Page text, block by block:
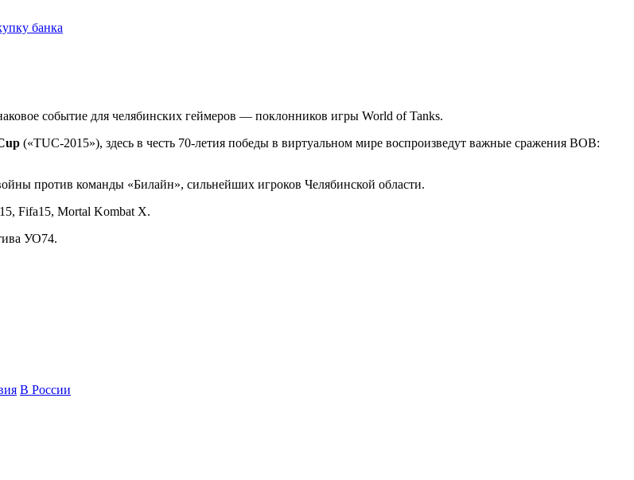
банка
событие для челябинских геймеров — поклонников игры World of Tanks.
(«TUC-2015»), здесь в честь 70-летия победы в виртуальном мире воспроизведут важные сражения ВОВ:
против команды «Билайн», сильнейших игроков Челябинской области.
Fifa15, Mortal Kombat X.
УО74.
В России